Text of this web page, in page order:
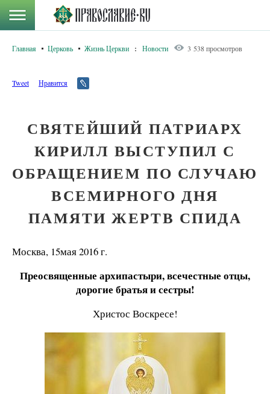
Главная Церковь Жизнь Церкви : Новости 3 538 просмотров
Tweet Нравится
СВЯТЕЙШИЙ ПАТРИАРХ
КИРИЛЛ ВЫСТУПИЛ С
ОБРАЩЕНИЕМ ПО СЛУЧАЮ
ВСЕМИРНОГО ДНЯ
ПАМЯТИ ЖЕРТВ СПИДА
Москва, 15мая 2016 г.
Преосвященные архипастыри, всечестные отцы,
дорогие братья и сестры!
Христос Воскресе!